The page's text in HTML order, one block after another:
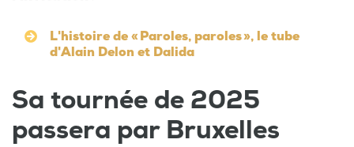
L'histoire de « Paroles, paroles », le tube
d'Alain Delon et Dalida
Sa tournée de 2025
passera par Bruxelles